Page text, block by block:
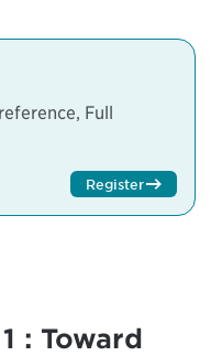
Full
Register
: Toward